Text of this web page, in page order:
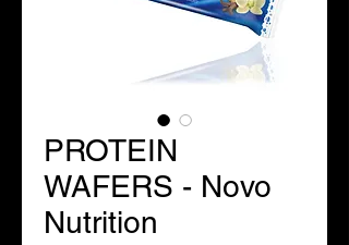
PROTEIN
WAFERS - Novo
Nutrition